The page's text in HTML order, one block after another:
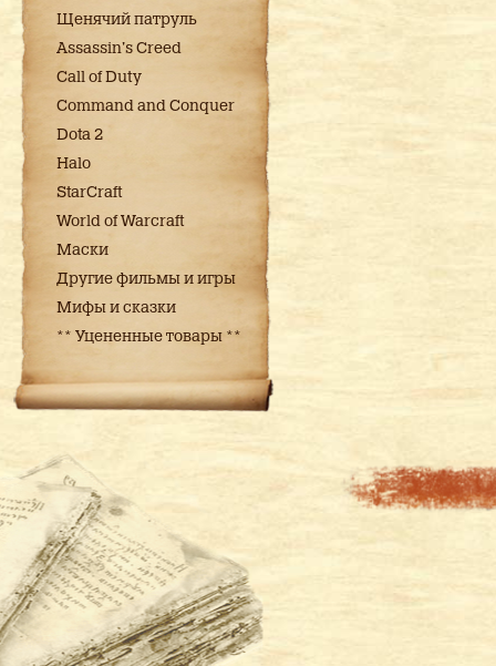
Щенячий патруль
Assassin's Creed
Call of Duty
Command and Conquer
Dota 2
Halo
StarCraft
World of Warcraft
Маски
Другие фильмы и игры
Мифы и сказки
** Уцененные товары **